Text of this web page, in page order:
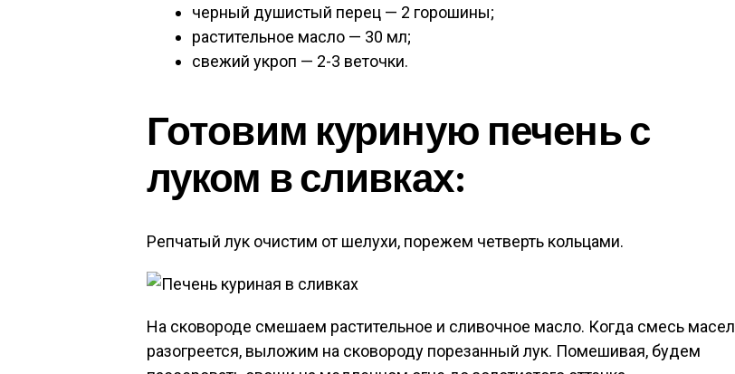
черный душистый перец — 2 горошины;
растительное масло — 30 мл;
свежий укроп — 2-3 веточки.
Готовим куриную печень с
луком в сливках:
Репчатый лук очистим от шелухи, порежем четверть кольцами.
На сковороде смешаем растительное и сливочное масло. Когда смесь масел
разогреется, выложим на сковороду порезанный лук. Помешивая, будем